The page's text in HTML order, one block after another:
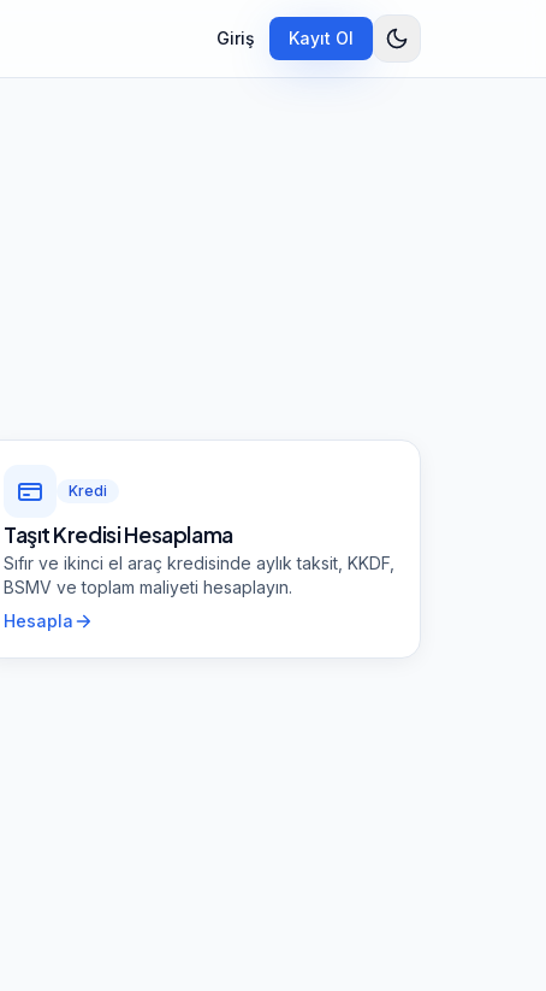
Giriş Kayıt Ol
Kredi
Taşıt Kredisi Hesaplama
Sıfır ve ikinci el araç kredisinde aylık taksit, KKDF,
BSMV ve toplam maliyeti hesaplayın.
Hesapla